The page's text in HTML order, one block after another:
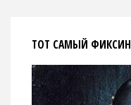
ТОТ САМЫЙ ФИКСИН